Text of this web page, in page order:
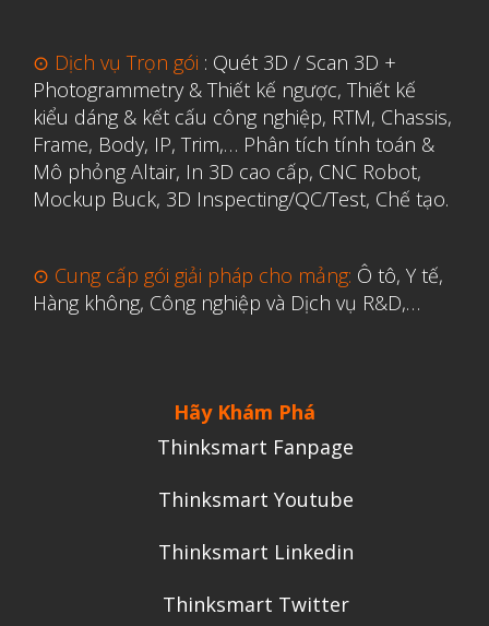
Ứng dụng
Vật liệu
Y Tế
⊙ Dịch vụ Trọn gói : Quét 3D / Scan 3D +
Photogrammetry & Thiết kế ngược, Thiết kế
kiểu dáng & kết cấu công nghiệp, RTM, Chassis,
Frame, Body, IP, Trim,… Phân tích tính toán &
Mô phỏng Altair, In 3D cao cấp, CNC Robot,
Mockup Buck, 3D Inspecting/QC/Test, Chế tạo.
⊙ Cung cấp gói giải pháp cho mảng: Ô tô, Y tế,
Hàng không, Công nghiệp và Dịch vụ R&D,…
Hãy Khám Phá
Thinksmart Fanpage
Thinksmart Youtube
Thinksmart Linkedin
Thinksmart Twitter